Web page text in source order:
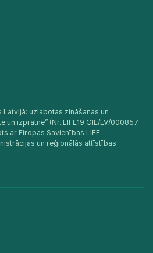
uzlabotas zināšanas un
izpratne” (Nr. LIFE19 GIE/LV/000857 –
ar Eiropas Savienības LIFE
un reģionālās attīstības